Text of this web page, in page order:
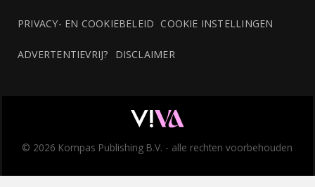
PRIVACY- EN COOKIEBELEID COOKIE INSTELLINGEN
ADVERTENTIEVRIJ? DISCLAIMER
© 2026 Kompas Publishing B.V. - alle rechten voorbehouden